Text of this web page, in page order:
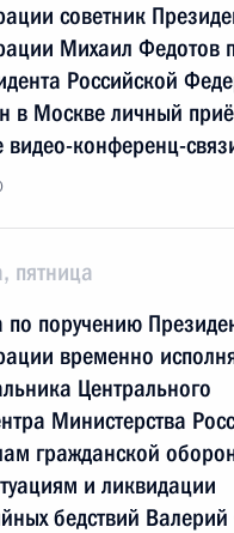
советник
Михаил Федотов
Российской
в Москве личный
конференц-
пятница
поручению
временно
Центрального
Министерства
гражданской
и ликвидации
бедствий